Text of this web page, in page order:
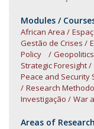
Modules /
African Area
Gestão de Crises
Policy
Strategic Foresight
Peace and Security
Research
Investigação
War
Areas of